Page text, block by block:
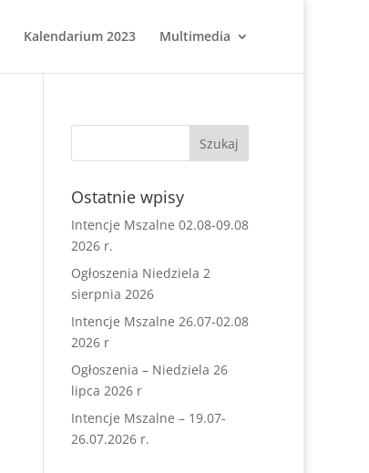
Kalendarium 2023 Multimedia
Ostatnie wpisy
Intencje Mszalne 02.08-09.08
2026 r.
Ogłoszenia Niedziela 2
sierpnia 2026
Intencje Mszalne 26.07-02.08
2026 r
Ogłoszenia – Niedziela 26
lipca 2026 r
Intencje Mszalne – 19.07-
26.07.2026 r.